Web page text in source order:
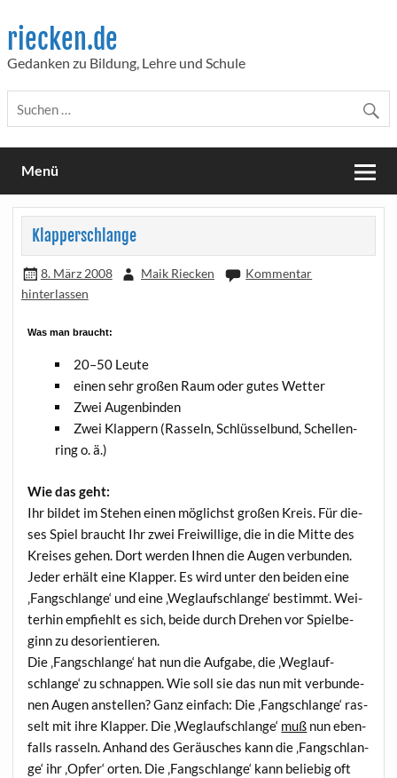
content
riecken.de
Gedanken zu Bildung, Lehre und Schule
Menü
Klapperschlange
8. März 2008 Maik Riecken
Kommentar
hinterlassen
Was man braucht:
20–50 Leu­te
einen sehr gro­ßen Raum oder gutes Wetter
Zwei Augen­bin­den
Zwei Klap­pern (Ras­seln, Schlüs­sel­bund, Schel­len­
ring o. ä.)
Wie das geht:
Ihr bil­det im Ste­hen einen mög­lichst gro­ßen Kreis. Für die­
ses Spiel braucht Ihr zwei Frei­wil­li­ge, die in die Mit­te des
Krei­ses gehen. Dort wer­den Ihnen die Augen ver­bun­den.
Jeder erhält eine Klap­per. Es wird unter den bei­den eine
‚Fang­schlan­ge‘ und eine ‚Weg­lauf­schlan­ge‘ bestimmt. Wei­
ter­hin emp­fiehlt es sich, bei­de durch Dre­hen vor Spiel­be­
ginn zu desorientieren.
Die ‚Fang­schlan­ge‘ hat nun die Auf­ga­be, die ‚Weg­lauf­
schlan­ge‘ zu schnap­pen. Wie soll sie das nun mit ver­bun­de­
nen Augen anstel­len? Ganz ein­fach: Die ‚Fang­schlan­ge‘ ras­
selt mit ihre Klap­per. Die ‚Weg­lauf­schlan­ge‘ muß nun eben­
falls ras­seln. Anhand des Geräu­sches kann die ‚Fang­schlan­
ge‘ ihr ‚Opfer‘ orten. Die ‚Fang­schlan­ge‘ kann belie­big oft